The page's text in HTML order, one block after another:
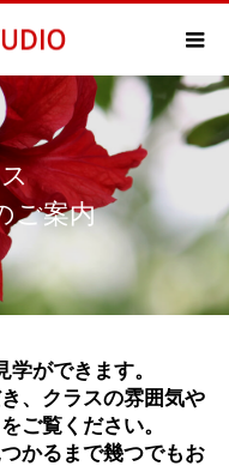
ご案内
ができます。
、クラスの雰囲気や
ご覧ください。
かるまで幾つでもお